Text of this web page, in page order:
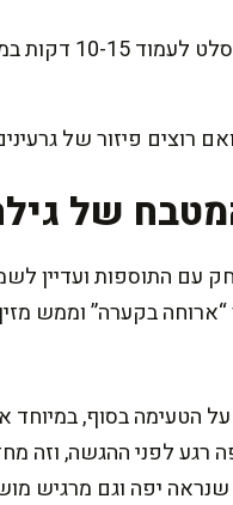
מנוחה קצרה
רוצים פיזור של
של
התוספות ועדיין
“ארוחה בקערה” וממש
הטעימה בסוף,
רוטב ומוסיפה רגע לפני
יפה וגם מרגיש